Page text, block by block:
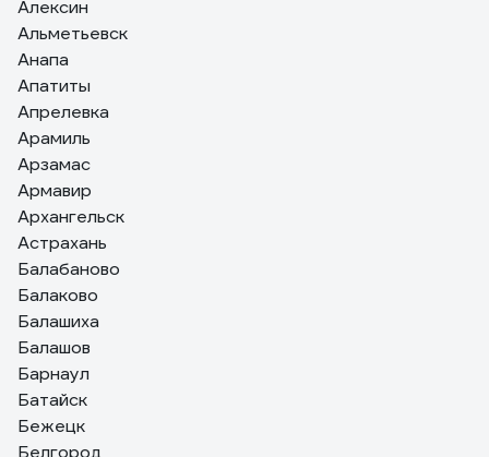
Алексин
Альметьевск
Анапа
Апатиты
Апрелевка
Арамиль
Арзамас
Армавир
Архангельск
Астрахань
Балабаново
Балаково
Балашиха
Балашов
Барнаул
Батайск
Бежецк
Белгород